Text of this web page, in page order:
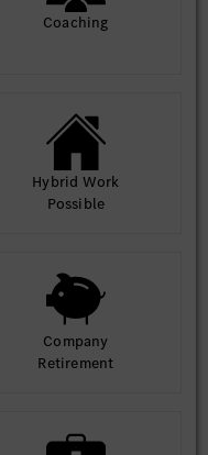
Coaching
Hybrid Work
Possible
Company
Retirement